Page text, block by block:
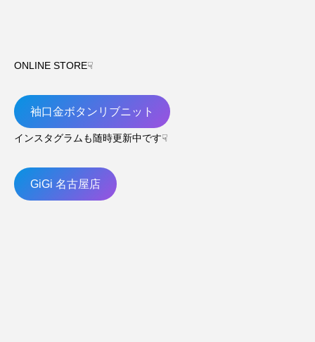
ONLINE STORE☟
袖口金ボタンリブニット
インスタグラムも随時更新中です☟
GiGi 名古屋店